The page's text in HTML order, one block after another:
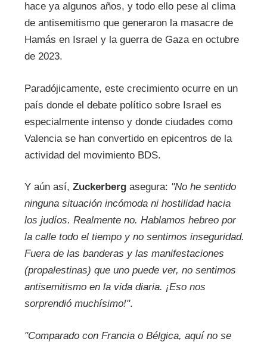
hace ya algunos años, y todo ello pese al clima
de antisemitismo que generaron la masacre de
Hamás en Israel y la guerra de Gaza en octubre
de 2023.
Paradójicamente, este crecimiento ocurre en un
país donde el debate político sobre Israel es
especialmente intenso y donde ciudades como
Valencia se han convertido en epicentros de la
actividad del movimiento BDS.
Y aún así, Zuckerberg asegura: "No he sentido
ninguna situación incómoda ni hostilidad hacia
los judíos. Realmente no. Hablamos hebreo por
la calle todo el tiempo y no sentimos inseguridad.
Fuera de las banderas y las manifestaciones
(propalestinas) que uno puede ver, no sentimos
antisemitismo en la vida diaria. ¡Eso nos
sorprendió muchísimo!".
"Comparado con Francia o Bélgica, aquí no se